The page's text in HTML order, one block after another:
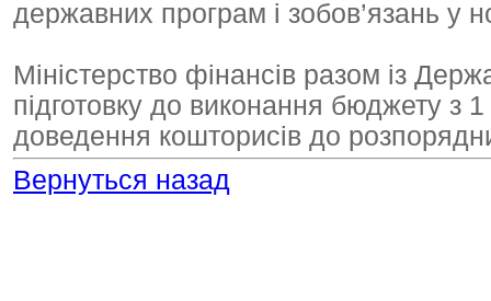
державних програм і зобов’язань у
Міністерство фінансів разом із
підготовку до виконання бюджету з
доведення кошторисів до
Вернуться назад